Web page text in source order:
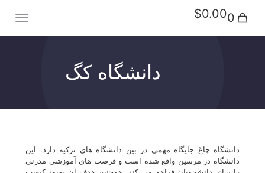
0
$0.00
دانشگاه کگ
دانشگاه چاغ جایگاه مهمی در بین دانشگاه های ترکیه دارد. این
دانشگاه در مرسین واقع شده است و فرصت های آموزشی مدرنی